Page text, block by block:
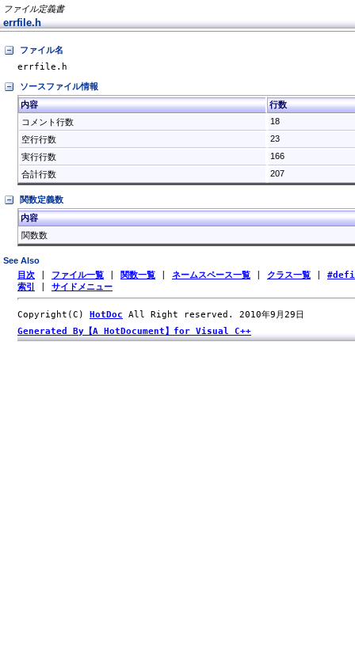
ファイル定義書
errfile.h
ファイル名
errfile.h
ソースファイル情報
内容
行数
コメント行数
18
空行行数
23
実行行数
166
合計行数
207
関数定義数
内容
関数数
See Also
目次 ファイル一覧 関数一覧 ネームスペース一覧 クラス一覧
索引
サイドメニュー
Copyright(C) HotDoc All Right reserved. 2010年9月29日
Generated By【A HotDocument】for Visual C++